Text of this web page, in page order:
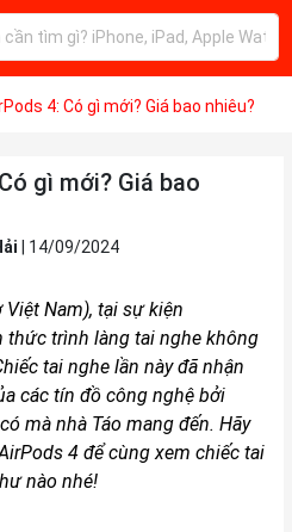
4: Có gì mới? Giá bao nhiêu?
gì mới? Giá bao
14/09/2024
Nam), tại sự kiện
thức trình làng tai nghe không
tai nghe lần này đã nhận
các tín đồ công nghệ bởi
mà nhà Táo mang đến. Hãy
4 để cùng xem chiếc tai
nào nhé!